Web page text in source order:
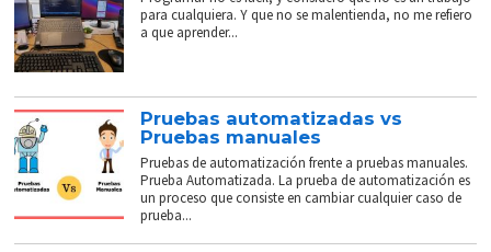
para cualquiera. Y que no se malentienda, no me refiero
a que aprender...
Pruebas automatizadas vs
Pruebas manuales
Pruebas de automatización frente a pruebas manuales.
Prueba Automatizada. La prueba de automatización es
un proceso que consiste en cambiar cualquier caso de
prueba...